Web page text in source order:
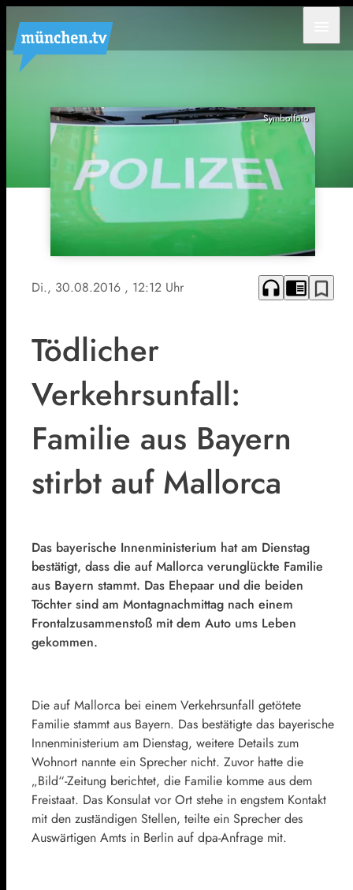
Symbolfoto
Di., 30.08.2016 , 12:12 Uhr headphones chrome_reader_mode bookmark_border
Tödlicher
Verkehrsunfall:
Familie aus Bayern
stirbt auf Mallorca
Das bayerische Innenministerium hat am Dienstag
bestätigt, dass die auf Mallorca verunglückte Familie
aus Bayern stammt. Das Ehepaar und die beiden
Töchter sind am Montagnachmittag nach einem
Frontalzusammenstoß mit dem Auto ums Leben
gekommen.
Die auf Mallorca bei einem Verkehrsunfall getötete
Familie stammt aus Bayern. Das bestätigte das bayerische
Innenministerium am Dienstag, weitere Details zum
Wohnort nannte ein Sprecher nicht. Zuvor hatte die
„Bild“-Zeitung berichtet, die Familie komme aus dem
Freistaat. Das Konsulat vor Ort stehe in engstem Kontakt
mit den zuständigen Stellen, teilte ein Sprecher des
Auswärtigen Amts in Berlin auf dpa-Anfrage mit.